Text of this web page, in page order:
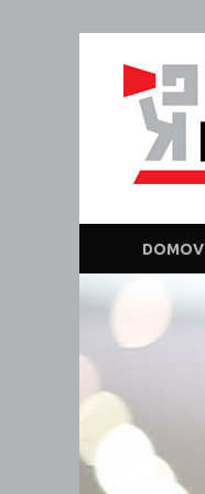
DOMOV